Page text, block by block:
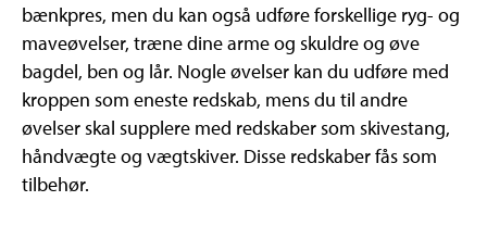
bænkpres, men du kan også udføre forskellige ryg- og
maveøvelser, træne dine arme og skuldre og øve
bagdel, ben og lår. Nogle øvelser kan du udføre med
kroppen som eneste redskab, mens du til andre
øvelser skal supplere med redskaber som skivestang,
håndvægte og vægtskiver. Disse redskaber fås som
tilbehør.